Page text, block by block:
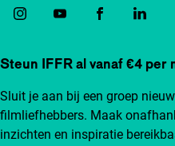
Steun IFFR al vanaf €4 per
Sluit je aan bij een groep
filmliefhebbers. Maak
inzichten en inspiratie